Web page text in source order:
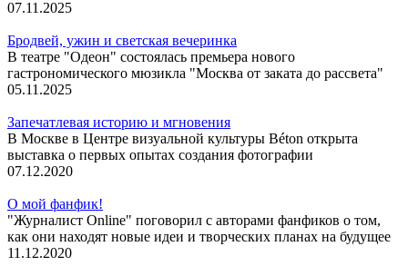
07.11.2025
Бродвей, ужин и светская вечеринка
В театре "Одеон" состоялась премьера нового
гастрономического мюзикла "Москва от заката до рассвета"
05.11.2025
Запечатлевая историю и мгновения
В Москве в Центре визуальной культуры Béton открыта
выставка о первых опытах создания фотографии
07.12.2020
О мой фанфик!
"Журналист Online" поговорил с авторами фанфиков о том,
как они находят новые идеи и творческих планах на будущее
11.12.2020